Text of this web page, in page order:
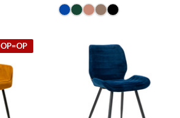
#0648a8
#154734
#c98a78
#967b6a
#000000
OP=OP